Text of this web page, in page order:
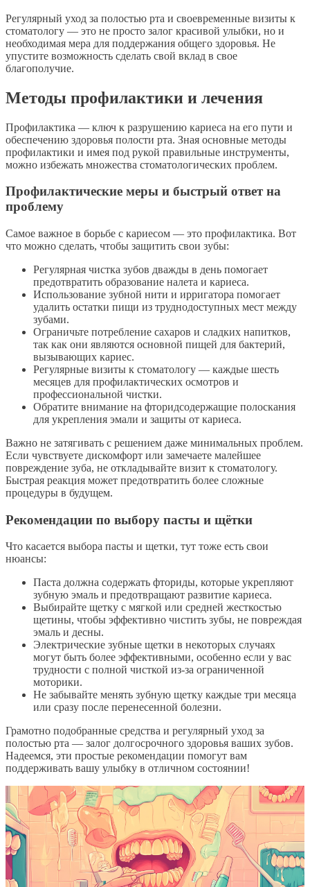
Регулярный уход за полостью рта и своевременные визиты к
стоматологу — это не просто залог красивой улыбки, но и
необходимая мера для поддержания общего здоровья. Не
упустите возможность сделать свой вклад в свое
благополучие.
Методы профилактики и лечения
Профилактика — ключ к разрушению кариеса на его пути и
обеспечению здоровья полости рта. Зная основные методы
профилактики и имея под рукой правильные инструменты,
можно избежать множества стоматологических проблем.
Профилактические меры и быстрый ответ на
проблему
Самое важное в борьбе с кариесом — это профилактика. Вот
что можно сделать, чтобы защитить свои зубы:
Регулярная чистка зубов дважды в день помогает
предотвратить образование налета и кариеса.
Использование зубной нити и ирригатора помогает
удалить остатки пищи из труднодоступных мест между
зубами.
Ограничьте потребление сахаров и сладких напитков,
так как они являются основной пищей для бактерий,
вызывающих кариес.
Регулярные визиты к стоматологу — каждые шесть
месяцев для профилактических осмотров и
профессиональной чистки.
Обратите внимание на фторидсодержащие полоскания
для укрепления эмали и защиты от кариеса.
Важно не затягивать с решением даже минимальных проблем.
Если чувствуете дискомфорт или замечаете малейшее
повреждение зуба, не откладывайте визит к стоматологу.
Быстрая реакция может предотвратить более сложные
процедуры в будущем.
Рекомендации по выбору пасты и щётки
Что касается выбора пасты и щетки, тут тоже есть свои
нюансы:
Паста должна содержать фториды, которые укрепляют
зубную эмаль и предотвращают развитие кариеса.
Выбирайте щетку с мягкой или средней жесткостью
щетины, чтобы эффективно чистить зубы, не повреждая
эмаль и десны.
Электрические зубные щетки в некоторых случаях
могут быть более эффективными, особенно если у вас
трудности с полной чисткой из-за ограниченной
моторики.
Не забывайте менять зубную щетку каждые три месяца
или сразу после перенесенной болезни.
Грамотно подобранные средства и регулярный уход за
полостью рта — залог долгосрочного здоровья ваших зубов.
Надеемся, эти простые рекомендации помогут вам
поддерживать вашу улыбку в отличном состоянии!